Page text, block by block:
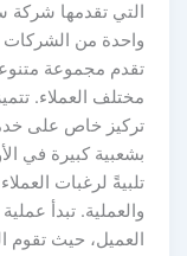
التي تقدمها شركة
واحدة من الشركات
تقدم مجموعة
مختلف العملاء.
تركيز خاص على
بشعبية كبيرة في
تلبيةً لرغبات
والعملية. تبدأ
العميل، حيث تقوم